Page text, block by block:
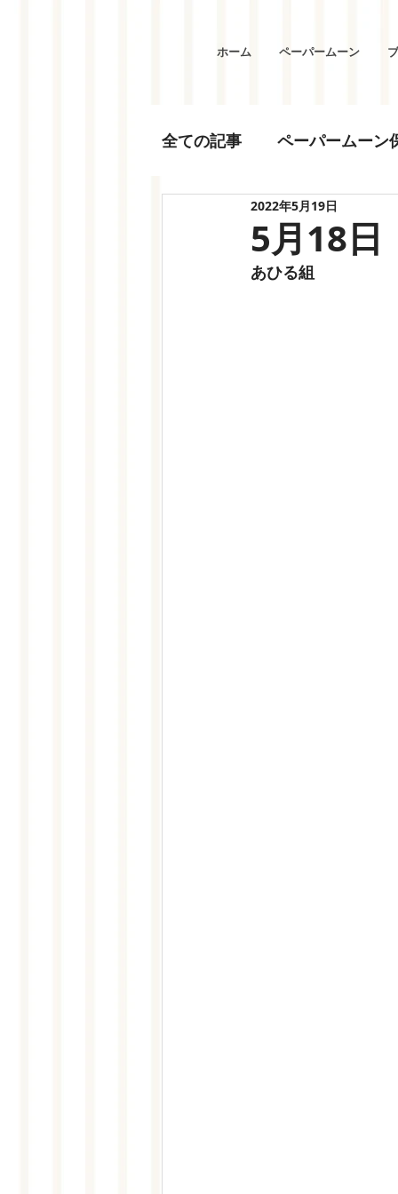
ホーム ペーパームーン
全ての記事 ペーパームーン
5月18日
2022年5月19日
あひる組